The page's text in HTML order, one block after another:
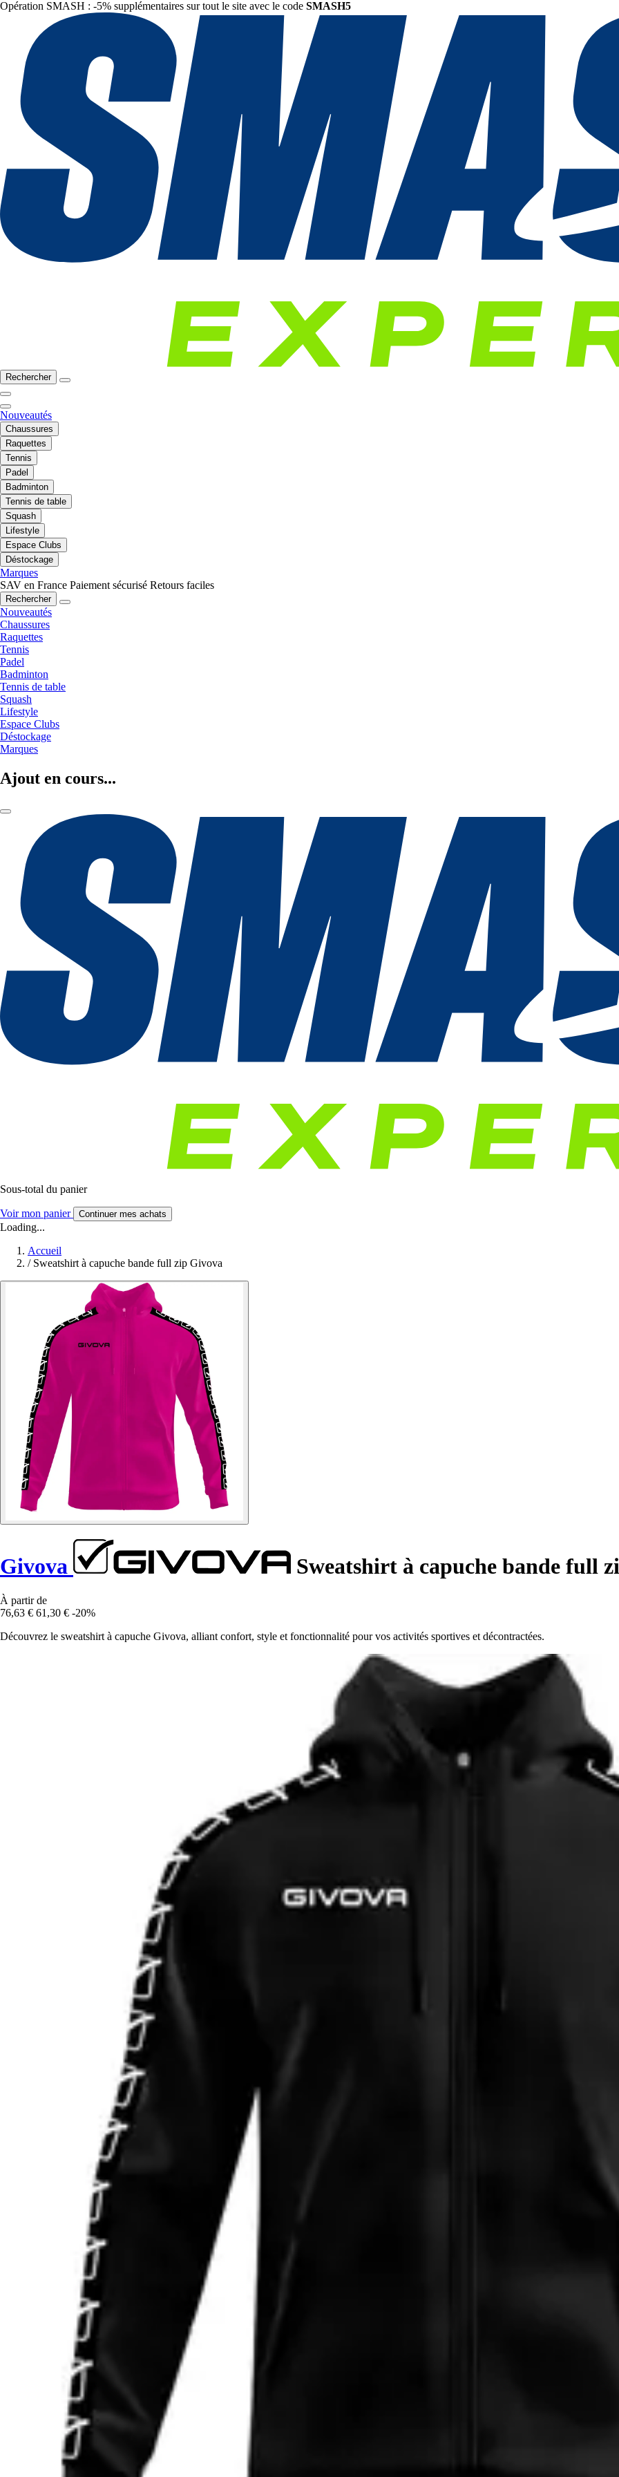
Opération SMASH : -5% supplémentaires sur tout le site avec le code SMASH5
Rechercher
Nouveautés
Chaussures
Raquettes
Tennis
Padel
Badminton
Tennis de table
Squash
Lifestyle
Espace Clubs
Déstockage
Marques
SAV en France Paiement sécurisé Retours faciles
Rechercher
Nouveautés
Chaussures
Raquettes
Tennis
Padel
Badminton
Tennis de table
Squash
Lifestyle
Espace Clubs
Déstockage
Marques
Ajout en cours...
Sous-total du panier
Voir mon panier Continuer mes achats
Loading...
Accueil
/ Sweatshirt à capuche bande full zip Givova
Givova Sweatshirt à capuche bande full
À partir de
76,63 € 61,30 € -20%
Découvrez le sweatshirt à capuche Givova, alliant confort, style et fonctionnalité pour vos activités sportives et décontractées.